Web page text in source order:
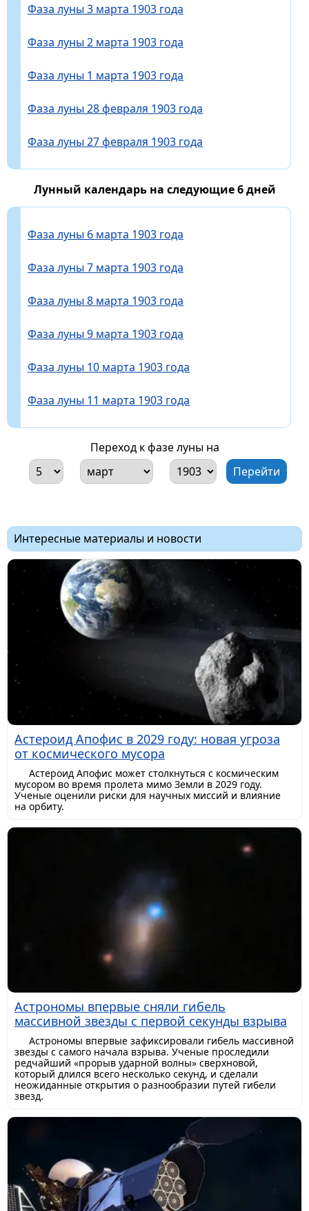
Фаза луны 3 марта 1903 года
Фаза луны 2 марта 1903 года
Фаза луны 1 марта 1903 года
Фаза луны 28 февраля 1903 года
Фаза луны 27 февраля 1903 года
Лунный календарь на следующие 6 дней
Фаза луны 6 марта 1903 года
Фаза луны 7 марта 1903 года
Фаза луны 8 марта 1903 года
Фаза луны 9 марта 1903 года
Фаза луны 10 марта 1903 года
Фаза луны 11 марта 1903 года
Переход к фазе луны на
Интересные материалы и новости
Астероид Апофис в 2029 году: новая угроза
от космического мусора
Астероид Апофис может столкнуться с космическим
мусором во время пролета мимо Земли в 2029 году.
Ученые оценили риски для научных миссий и влияние
на орбиту.
Астрономы впервые сняли гибель
массивной звезды с первой секунды взрыва
Астрономы впервые зафиксировали гибель массивной
звезды с самого начала взрыва. Ученые проследили
редчайший «прорыв ударной волны» сверхновой,
который длился всего несколько секунд, и сделали
неожиданные открытия о разнообразии путей гибели
звезд.